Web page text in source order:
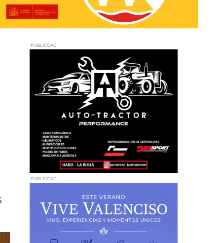
PUBLICIDAD
PUBLICIDAD